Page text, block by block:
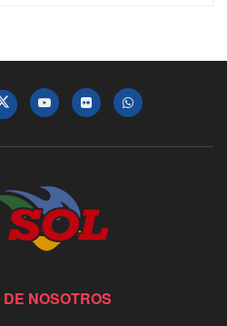
NOSOTROS